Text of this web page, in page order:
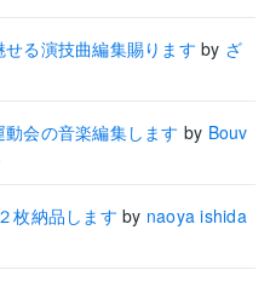
る演技曲編集賜ります by ざ
会の音楽編集します by Bouv
枚納品します by naoya ishida